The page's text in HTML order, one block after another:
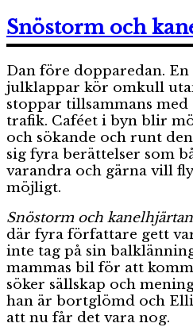
Snöstorm och
Dan före dopparedan.
julklappar kör omkull
stoppar tillsammans
trafik. Caféet i byn blir
och sökande och runt
sig fyra berättelser som
varandra och gärna vill
möjligt.
Snöstorm och kanelhjärtan
där fyra författare gett
inte tag på sin
mammas bil för att
söker sällskap och
han är bortglömd och
att nu får det vara nog.